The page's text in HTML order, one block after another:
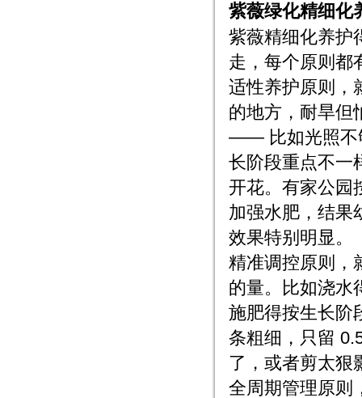
紫薇绿化精细化
紫薇精细化养护
走，每个原则都
适性养护原则，
的地方，耐旱但
—— 比如光照不
长阶段重点不一
开花。有家公园
加强水肥，结果
效果特别明显。
精准调控原则，
的量。比如浇水
施肥得按生长阶
条粗细，只留
了，或者剪太狠
全周期管理原则